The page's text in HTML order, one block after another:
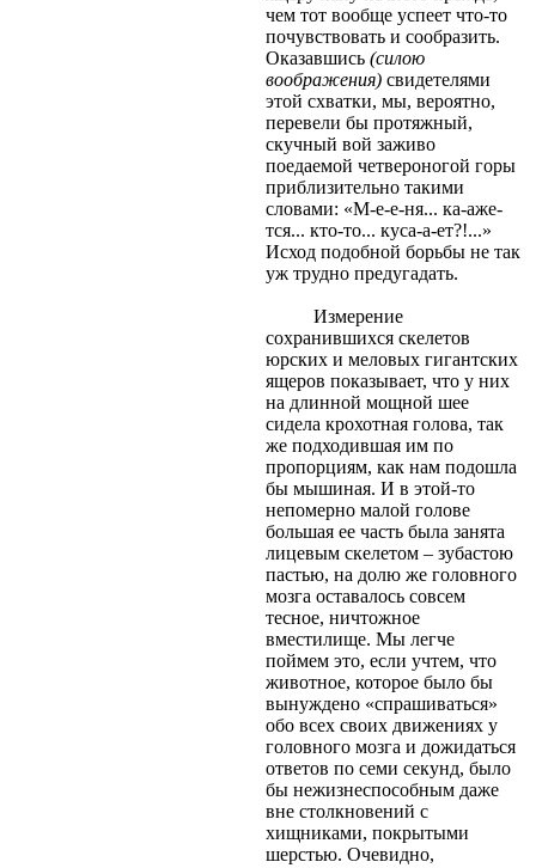
чем тот вообще успеет что-то
почувствовать и сообразить.
Оказавшись (силою
воображения)свидетелями
этой схватки, мы, вероятно,
перевели бы протяжный,
скучный вой заживо
поедаемой четвероногой горы
приблизительно такими
словами: «М-е-е-ня... ка-аже-
тся... кто-то... куса-а-ет?!...»
Исход подобной борьбы не так
уж трудно предугадать.
Измерение
сохранившихся скелетов
юрских и меловых гигантских
ящеров показывает, что у них
на длинной мощной шее
сидела крохотная голова, так
же подходившая им по
пропорциям, как нам подошла
бы мышиная. И в этой-то
непомерно малой голове
большая ее часть была занята
лицевым скелетом – зубастою
пастью, на долю же головного
мозга оставалось совсем
тесное, ничтожное
вместилище. Мы легче
поймем это, если учтем, что
животное, которое было бы
вынуждено «спрашиваться»
обо всех своих движениях у
головного мозга и дожидаться
ответов по семи секунд, было
бы нежизнеспособным даже
вне столкновений с
хищниками, покрытыми
шерстью. Очевидно,